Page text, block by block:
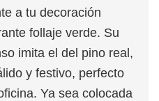
a tu decoración
follaje verde. Su
imita el del pino real,
y festivo, perfecto
Ya sea colocada